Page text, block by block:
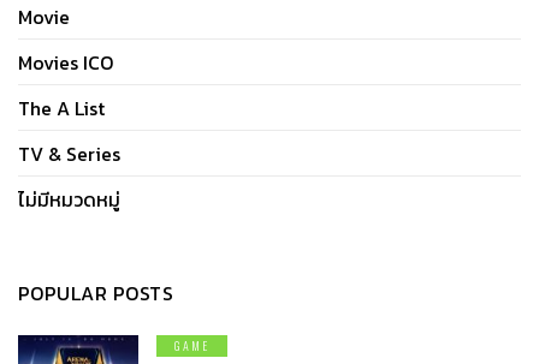
Movie
Movies ICO
The A List
TV & Series
ไม่มีหมวดหมู่
POPULAR POSTS
GAME